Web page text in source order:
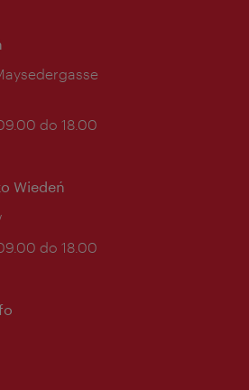
do 18.00
Wiedeń
do 18.00